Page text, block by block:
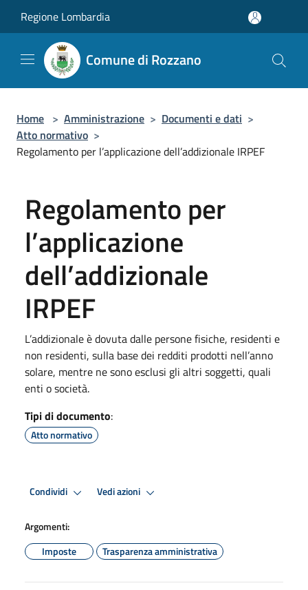
Regione Lombardia
Comune di Rozzano
Home > Amministrazione > Documenti e dati >
Atto normativo >
Regolamento per l’applicazione dell’addizionale IRPEF
Regolamento per
l’applicazione
dell’addizionale
IRPEF
L’addizionale è dovuta dalle persone fisiche, residenti e
non residenti, sulla base dei redditi prodotti nell’anno
solare, mentre ne sono esclusi gli altri soggetti, quali
enti o società.
Tipi di documento:
Atto normativo
Condividi Vedi azioni
Argomenti:
Imposte
Trasparenza amministrativa